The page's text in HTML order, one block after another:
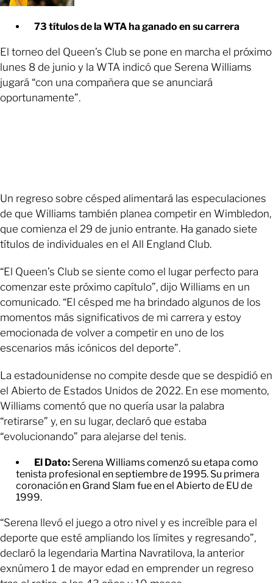
73 títulos de la WTA ha ganado en su carrera
El torneo del Queen’s Club se pone en marcha el próximo
lunes 8 de junio y la WTA indicó que Serena Williams
jugará “con una compañera que se anunciará
oportunamente”.
Un regreso sobre césped alimentará las especulaciones
de que Williams también planea competir en Wimbledon,
que comienza el 29 de junio entrante. Ha ganado siete
títulos de individuales en el All England Club.
“El Queen’s Club se siente como el lugar perfecto para
comenzar este próximo capítulo”, dijo Williams en un
comunicado. “El césped me ha brindado algunos de los
momentos más significativos de mi carrera y estoy
emocionada de volver a competir en uno de los
escenarios más icónicos del deporte”.
La estadounidense no compite desde que se despidió en
el Abierto de Estados Unidos de 2022. En ese momento,
Williams comentó que no quería usar la palabra
“retirarse” y, en su lugar, declaró que estaba
“evolucionando” para alejarse del tenis.
El Dato: Serena Williams comenzó su etapa como
tenista profesional en septiembre de 1995. Su primera
coronación en Grand Slam fue en el Abierto de EU de
1999.
“Serena llevó el juego a otro nivel y es increíble para el
deporte que esté ampliando los límites y regresando”,
declaró la legendaria Martina Navratilova, la anterior
exnúmero 1 de mayor edad en emprender un regreso